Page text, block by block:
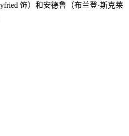
饰）和安德鲁（布兰登·斯克莱